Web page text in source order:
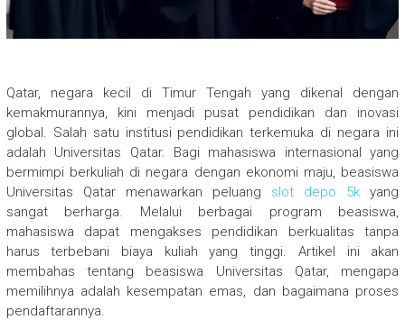
Qatar, negara kecil di Timur Tengah yang dikenal dengan
kemakmurannya, kini menjadi pusat pendidikan dan inovasi
global. Salah satu institusi pendidikan terkemuka di negara ini
adalah Universitas Qatar. Bagi mahasiswa internasional yang
bermimpi berkuliah di negara dengan ekonomi maju, beasiswa
Universitas Qatar menawarkan peluang slot depo 5k yang
sangat berharga. Melalui berbagai program beasiswa,
mahasiswa dapat mengakses pendidikan berkualitas tanpa
harus terbebani biaya kuliah yang tinggi. Artikel ini akan
membahas tentang beasiswa Universitas Qatar, mengapa
memilihnya adalah kesempatan emas, dan bagaimana proses
pendaftarannya.